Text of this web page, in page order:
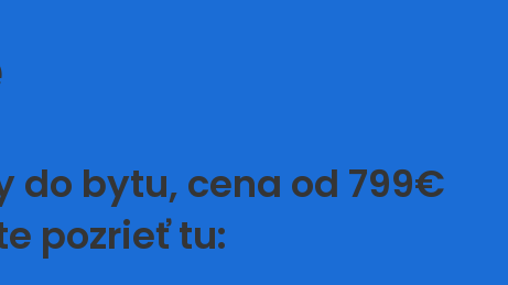
do bytu, cena od 799€
pozrieť tu: